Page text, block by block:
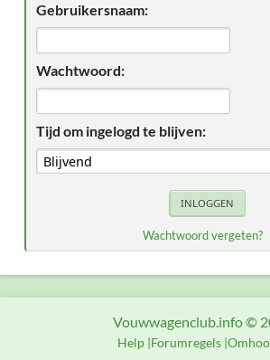
Gebruikersnaam:
Wachtwoord:
Tijd om ingelogd te blijven:
Wachtwoord vergeten?
Vouwwagenclub.info ©
Help Forumregels